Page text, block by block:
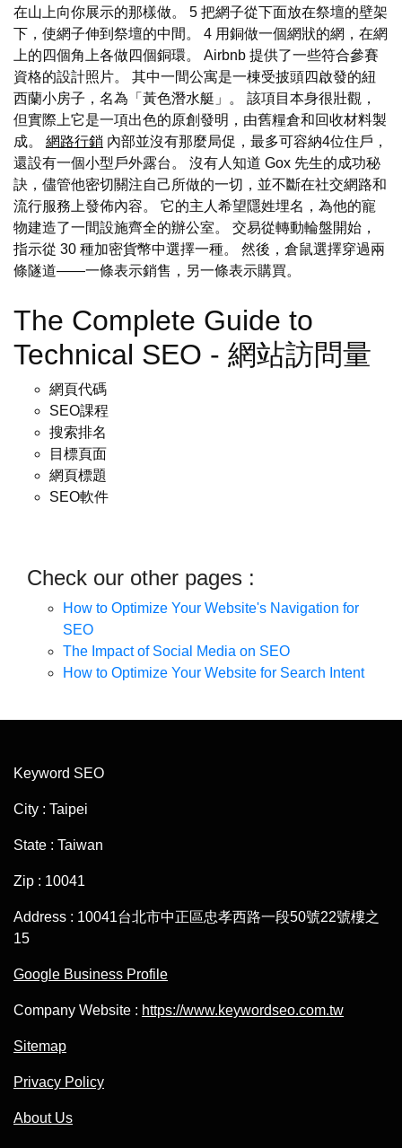
在山上向你展示的那樣做。 5 把網子從下面放在祭壇的壁架
下，使網子伸到祭壇的中間。 4 用銅做一個網狀的網，在網
上的四個角上各做四個銅環。 Airbnb 提供了一些符合參賽
資格的設計照片。 其中一間公寓是一棟受披頭四啟發的紐
西蘭小房子，名為「黃色潛水艇」。 該項目本身很壯觀，
但實際上它是一項出色的原創發明，由舊糧倉和回收材料製
成。 網路行銷 內部並沒有那麼局促，最多可容納4位住戶，
還設有一個小型戶外露台。 沒有人知道 Gox 先生的成功秘
訣，儘管他密切關注自己所做的一切，並不斷在社交網路和
流行服務上發佈內容。 它的主人希望隱姓埋名，為他的寵
物建造了一間設施齊全的辦公室。 交易從轉動輪盤開始，
指示從 30 種加密貨幣中選擇一種。 然後，倉鼠選擇穿過兩
條隧道——一條表示銷售，另一條表示購買。
The Complete Guide to
Technical SEO - 網站訪問量
網頁代碼
SEO課程
搜索排名
目標頁面
網頁標題
SEO軟件
Check our other pages :
How to Optimize Your Website's Navigation for
SEO
The Impact of Social Media on SEO
How to Optimize Your Website for Search Intent
Keyword SEO
City : Taipei
State : Taiwan
Zip : 10041
Address : 10041台北市中正區忠孝西路一段50號22號樓之
15
Google Business Profile
Company Website : https://www.keywordseo.com.tw
Sitemap
Privacy Policy
About Us